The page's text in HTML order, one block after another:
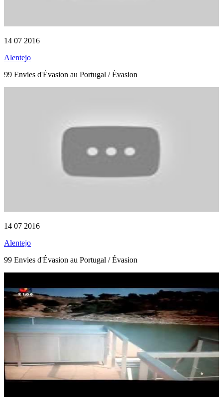
14 07 2016
Alentejo
99 Envies d'Évasion au Portugal / Évasion
14 07 2016
Alentejo
99 Envies d'Évasion au Portugal / Évasion